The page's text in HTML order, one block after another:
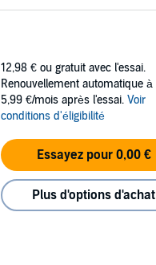
12,98 € ou gratuit avec l'essai.
Renouvellement automatique à
5,99 €/mois après l'essai. Voir
conditions d'éligibilité
Essayez pour 0,00 €
Plus d'options d'achat